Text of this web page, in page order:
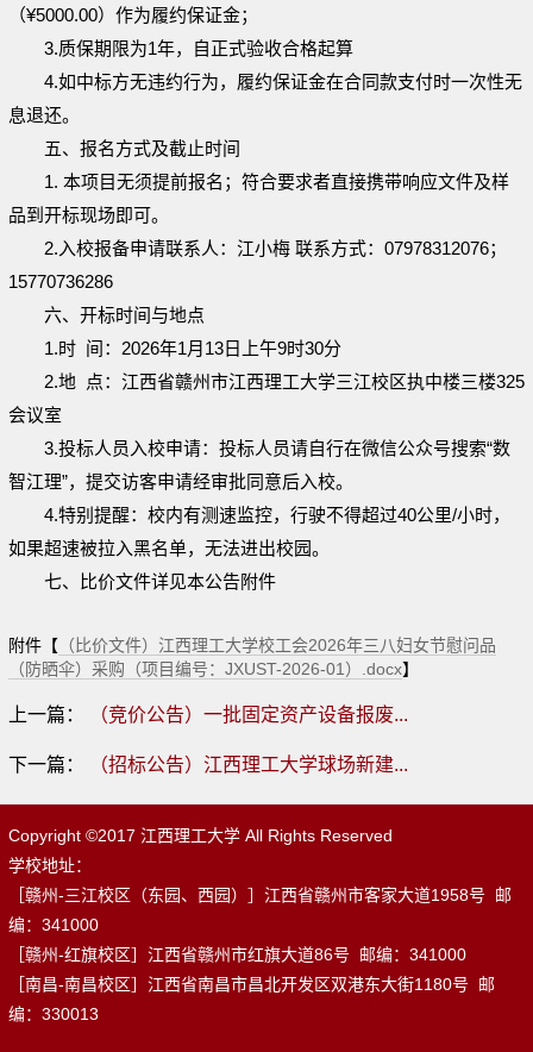
（¥5000.00）作为履约保证金；
3.质保期限为1年， 自正式验收合格起算
4.如中标方无违约行为，履约保证金在合同款支付时一次性无
息退还。
五、 报名方式及截止时间
1. 本项目无须提前报名；符合要求者直接携带响应文件及样
品到开标现场即可。
2. 入校报备申请联系人：江小梅 联系方式： 07978312076；
15770736286
六、开标时间与地点
1.时 间： 2026年1月 13日上午9时30分
2.地 点： 江西省赣州市江西理工大学三江校区执中楼三楼325
会议室
3.投标人员入校申请：投标人员请自行在微信公众号搜索“数
智江理”，提交访客申请经审批同意后入校。
4.特别提醒：校内有测速监控，行驶不得超过40公里/小时，
如果超速被拉入黑名单，无法进出校园。
七、比价文件详见本公告附件
附件【 （比价文件）江西理工大学校工会2026年三八妇女节慰问品
（防晒伞）采购（项目编号：JXUST-2026-01）.docx】
上一篇： （竞价公告）一批固定资产设备报废...
下一篇： （招标公告）江西理工大学球场新建...
Copyright ©2017 江西理工大学 All Rights Reserved
学校地址：
［赣州-三江校区（东园、西园）］江西省赣州市客家大道1958号 邮
编：341000
［赣州-红旗校区］江西省赣州市红旗大道86号 邮编：341000
［南昌-南昌校区］江西省南昌市昌北开发区双港东大街1180号 邮
编：330013